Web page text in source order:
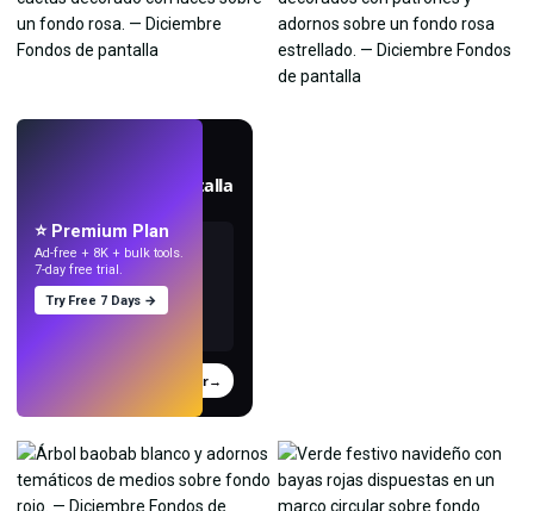
Crea fondos de pantalla
Probar →
⭐ Premium Plan
Ad-free + 8K + bulk tools.
7-day free trial.
Try Free 7 Days →